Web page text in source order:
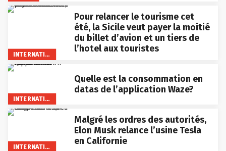
INTERNATIONAL
Pour relancer le tourisme cet
été, la Sicile veut payer la moitié
du billet d’avion et un tiers de
l’hotel aux touristes
INTERNATIONAL
Quelle est la consommation en
datas de l’application Waze?
INTERNATIONAL
Malgré les ordres des autorités,
Elon Musk relance l’usine Tesla
en Californie